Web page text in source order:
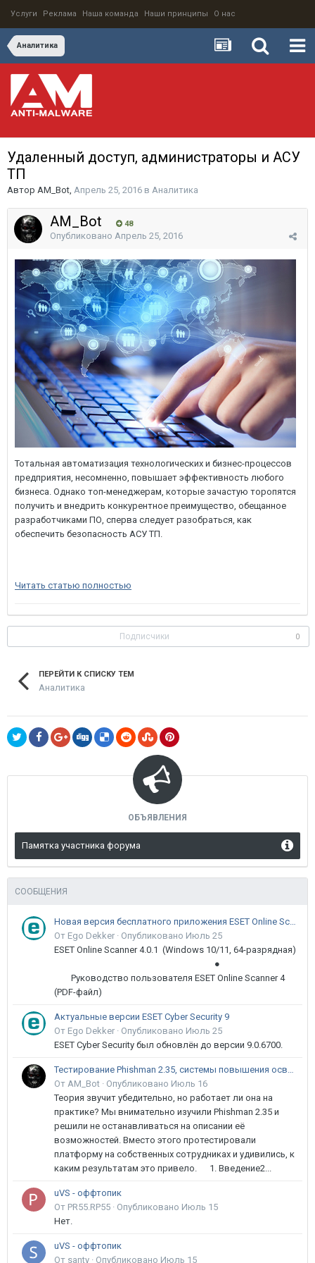
Услуги Реклама Наша команда Наши принципы О нас
Аналитика
Удаленный доступ, администраторы и АСУ
ТП
Автор AM_Bot, Апрель 25, 2016 в Аналитика
AM_Bot 48
Опубликовано Апрель 25, 2016
Тотальная автоматизация технологических и бизнес-процессов
предприятия, несомненно, повышает эффективность любого
бизнеса. Однако топ-менеджерам, которые зачастую торопятся
получить и внедрить конкурентное преимущество, обещанное
разработчиками ПО, сперва следует разобраться, как
обеспечить безопасность АСУ ТП.
Читать статью полностью
Подписчики 0
ПЕРЕЙТИ К СПИСКУ ТЕМ
Аналитика
ОБЪЯВЛЕНИЯ
Памятка участника форума
СООБЩЕНИЯ
Новая версия бесплатного приложения ESET Online Scanner доступна пользователям
От Ego Dekker · Опубликовано Июль 25
ESET Online Scanner 4.0.1 (Windows 10/11, 64-разрядная)
●
Руководство пользователя ESET Online Scanner 4
(PDF-файл)
Актуальные версии ESET Cyber Security 9
От Ego Dekker · Опубликовано Июль 25
ESET Cyber Security был обновлён до версии 9.0.6700.
Тестирование Phishman 2.35, системы повышения осведомлённости пользователей в сфере ИБ
От AM_Bot · Опубликовано Июль 16
Теория звучит убедительно, но работает ли она на
практике? Мы внимательно изучили Phishman 2.35 и
решили не останавливаться на описании её
возможностей. Вместо этого протестировали
платформу на собственных сотрудниках и удивились, к
каким результатам это привело. 1. Введение2...
uVS - оффтопик
От PR55.RP55 · Опубликовано Июль 15
Нет.
uVS - оффтопик
От santy · Опубликовано Июль 15